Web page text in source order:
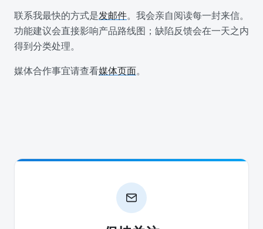
联系我最快的方式是发邮件。我会亲自阅读每一封来信。
功能建议会直接影响产品路线图；缺陷反馈会在一天之内
得到分类处理。
媒体合作事宜请查看媒体页面。